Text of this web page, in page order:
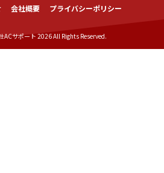
会社概要 プライバシーポリシー
ACサポート 2026 All Rights Reserved.